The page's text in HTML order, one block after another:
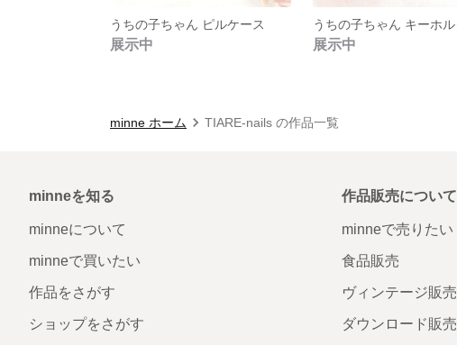
うちの子ちゃん ピルケース
展示中 展示中
minne ホーム TIARE-nails の作品一覧
minneを知る
minneについて
minneで買いたい
作品をさがす
ショップをさがす
作品販売について
minneで売りたい
食品販売
ヴィンテージ販売
ダウンロード販売